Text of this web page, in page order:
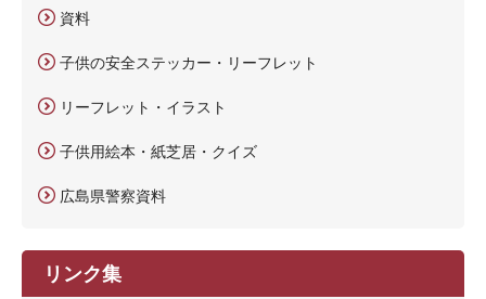
資料
子供の安全ステッカー・リーフレット
リーフレット・イラスト
子供用絵本・紙芝居・クイズ
広島県警察資料
リンク集